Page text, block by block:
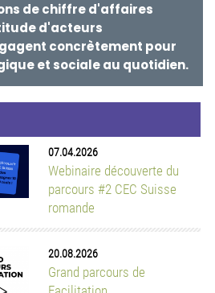
de chiffre d'affaires
d'acteurs
concrètement pour
et sociale au quotidien.
20.08.2026
Grand parcours de
Facilitation
Formation de base en
médiation accréditée par
la Chambre Suisse de
Médiation Commerciale
(CSMC), reconnue par les
28.08.2026-30.08.2026
Festi'Terroir 2026